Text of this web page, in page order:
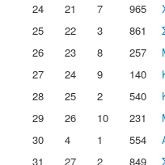
24
21 7 965
25
22 3 861
26
23 8 257
27
24 9 140
28
25 2 540
29
26 10 231
30
4 1 554
31
27 2 849